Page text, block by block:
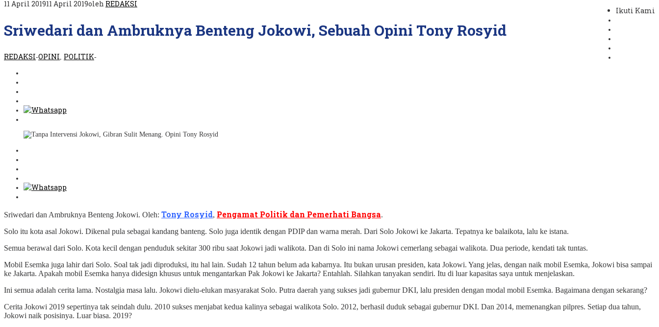
Ikuti Kami
11 April 201911 April 2019oleh REDAKSI
Sriwedari dan Ambruknya Benteng Jokowi, Sebuah Opini Tony Rosyid
REDAKSI-OPINI POLITIK-
Sriwedari dan Ambruknya Benteng Jokowi. Oleh: Tony Rosyid, Pengamat Politik dan Pemerhati Bangsa.
Solo itu kota asal Jokowi. Dikenal pula sebagai kandang banteng. Solo juga identik dengan PDIP dan warna merah. Dari Solo Jokowi ke Jakarta. Tepatnya ke balaikota, lalu ke istana.
Semua berawal dari Solo. Kota kecil dengan penduduk sekitar 300 ribu saat Jokowi jadi walikota. Dan di Solo ini nama Jokowi cemerlang sebagai walikota. Dua periode, kendati tak tuntas.
Mobil Esemka juga lahir dari Solo. Soal tak jadi diproduksi, itu hal lain. Sudah 12 tahun belum ada kabarnya. Itu bukan urusan presiden, kata Jokowi. Yang jelas, dengan naik mobil Esemka, Jokowi bisa sampai
ke Jakarta. Apakah mobil Esemka hanya didesign khusus untuk mengantarkan Pak Jokowi ke Jakarta? Entahlah. Silahkan tanyakan sendiri. Itu di luar kapasitas saya untuk menjelaskan.
Ini semua adalah cerita lama. Nostalgia masa lalu. Jokowi dielu-elukan masyarakat Solo. Putra daerah yang sukses jadi gubernur DKI, lalu presiden dengan modal mobil Esemka. Bagaimana dengan sekarang?
Cerita Jokowi 2019 sepertinya tak seindah dulu. 2010 sukses menjabat kedua kalinya sebagai walikota Solo. 2012, berhasil duduk sebagai gubernur DKI. Dan 2014, memenangkan pilpres. Setiap dua tahun,
Jokowi naik posisinya. Luar biasa. 2019?